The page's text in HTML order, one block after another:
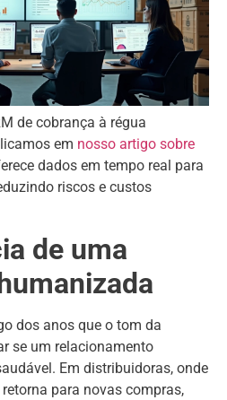
de cobrança à régua
em nosso artigo sobre
dados em tempo real para
riscos e custos
de uma
dos anos que o tom da
se um relacionamento
Em distribuidoras, onde
para novas compras,